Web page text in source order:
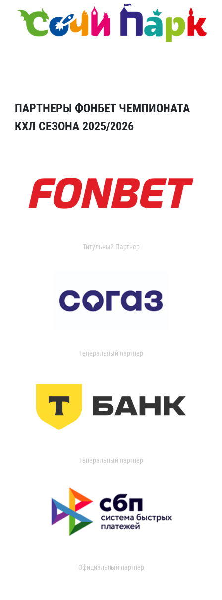
ПАРТНЕРЫ ФОНБЕТ ЧЕМПИОНАТА
КХЛ СЕЗОНА 2025/2026
Титульный Партнер
Генеральный партнер
Генеральный партнер
Официальный партнер